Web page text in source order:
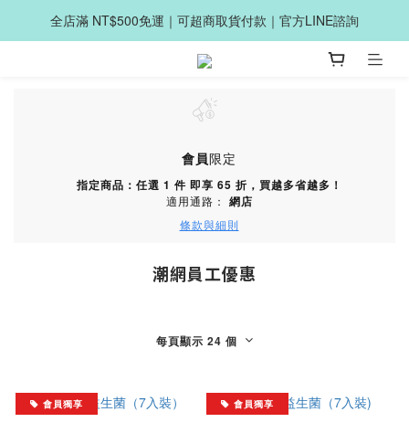
全店滿 NT$500免運｜可超商取貨付款｜官方LINE諮詢
會員限定
指定商品：任選 1 件 即享 65 折，買越多省越多！
適用通路： 網店
條款與細則
潮網員工優惠
每頁顯示 24 個
會員獨享 會員獨享